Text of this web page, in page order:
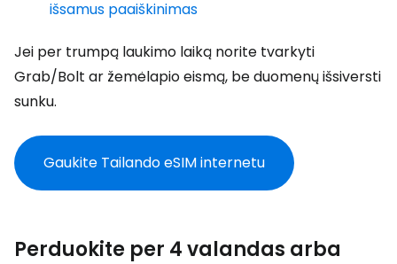
išsamus paaiškinimas
Jei per trumpą laukimo laiką norite tvarkyti
Grab/Bolt ar žemėlapio eismą, be duomenų išsiversti
sunku.
Gaukite Tailando eSIM internetu
Perduokite per 4 valandas arba